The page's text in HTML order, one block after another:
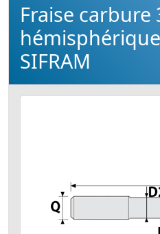
Fraise carbure
SIFRAM